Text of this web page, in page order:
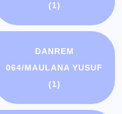
(1)
DANREM
064/MAULANA YUSUF
(1)